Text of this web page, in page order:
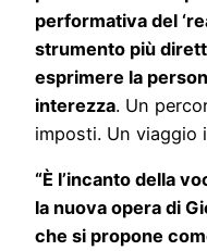
performativa del
strumento più
esprimere la
interezza. Un
imposti. Un viaggio
“È l’incanto della
la nuova opera di
che si propone